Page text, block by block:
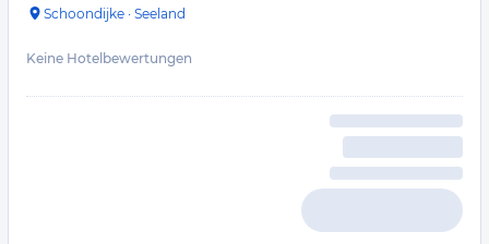
Schoondijke · Seeland
Keine Hotelbewertungen